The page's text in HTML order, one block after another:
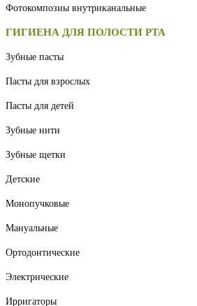
Фотокомпозиы внутриканальные
ГИГИЕНА ДЛЯ ПОЛОСТИ РТА
Зубные пасты
Пасты для взрослых
Пасты для детей
Зубные нити
Зубные щетки
Детские
Монопучковые
Мануальные
Ортодонтические
Электрические
Ирригаторы